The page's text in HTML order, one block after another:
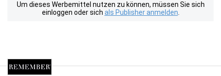
Um dieses Werbemittel nutzen zu können, müssen Sie sich
einloggen oder sich als Publisher anmelden